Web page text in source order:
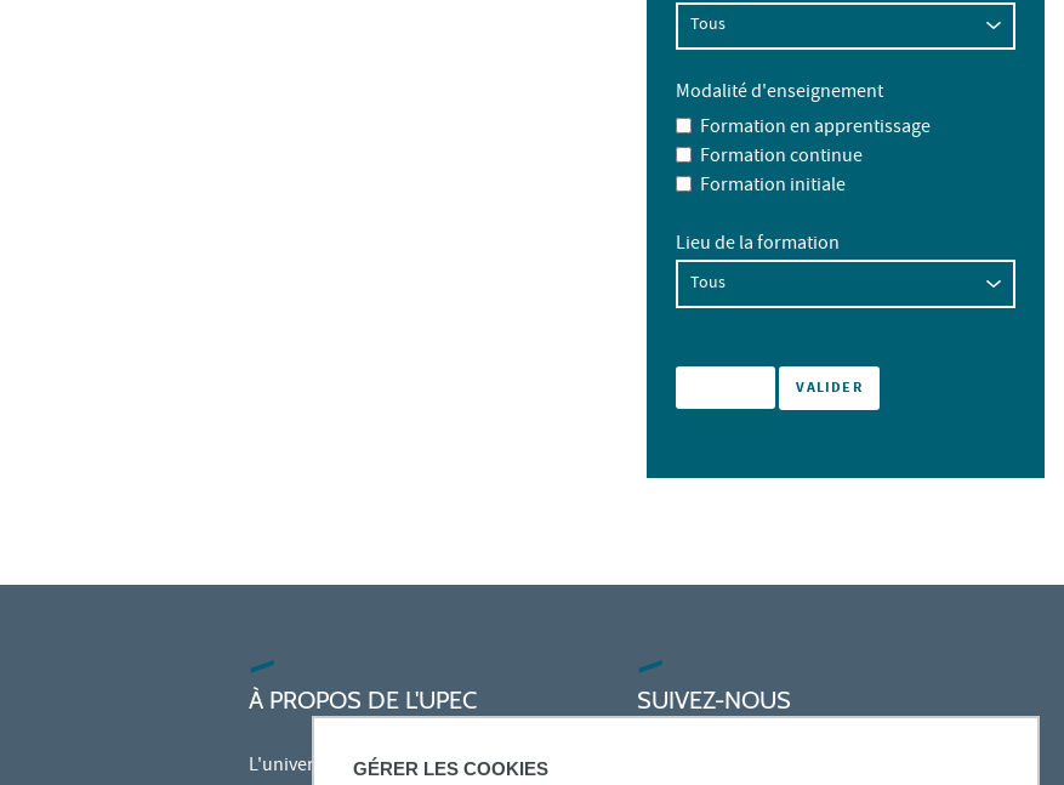
GÉRER LES COOKIES
Modalité d'enseignement
Formation en apprentissage
Formation continue
Formation initiale
Lieu de la formation
À PROPOS DE L'UPEC
L'université
SUIVEZ-NOUS